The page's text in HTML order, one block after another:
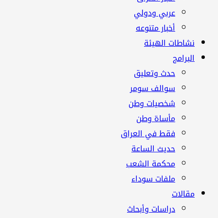
عربي ودولي
أخبار متنوعه
نشاطات الهيئة
البرامج
حدث وتعليق
سوالف سومر
شخصيات وطن
مأساة وطن
فقط في العراق
حديث الساعة
محكمة الشعب
ملفات سوداء
مقالات
دراسات وأبحاث